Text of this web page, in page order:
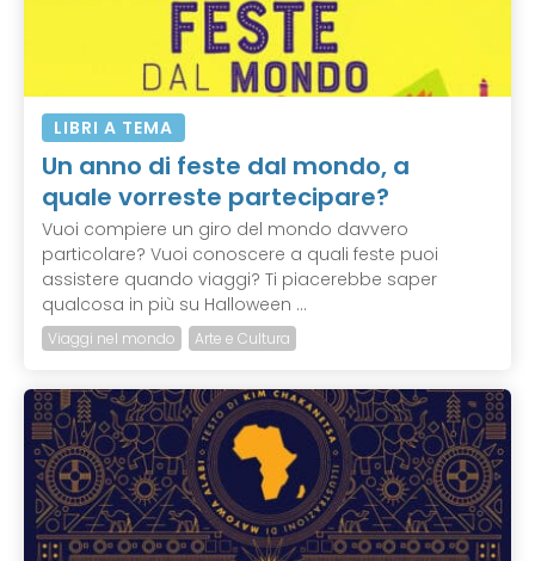
LIBRI A TEMA
Un anno di feste dal mondo, a
quale vorreste partecipare?
Vuoi compiere un giro del mondo davvero
particolare? Vuoi conoscere a quali feste puoi
assistere quando viaggi? Ti piacerebbe saper
qualcosa in più su Halloween ...
Viaggi nel mondo Arte e Cultura